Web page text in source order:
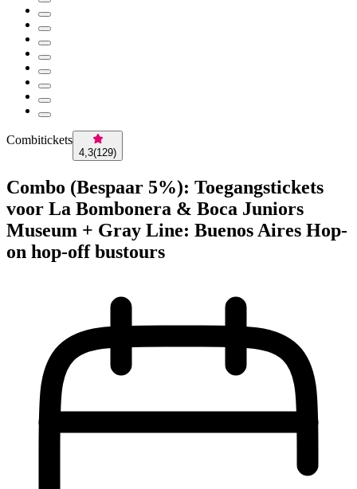
Combitickets
4,3(129)
Combo (Bespaar 5%): Toegangstickets
voor La Bombonera & Boca Juniors
Museum + Gray Line: Buenos Aires Hop-
on hop-off bustours